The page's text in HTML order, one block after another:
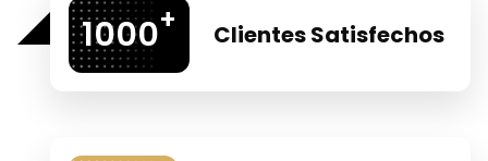
1000+ Clientes Satisfechos